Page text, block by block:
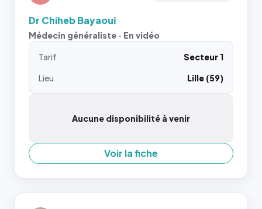
Dr Chiheb Bayaoui
Médecin généraliste · En vidéo
Tarif
Secteur 1
Lieu
Lille (59)
Aucune disponibilité à venir
Voir la fiche